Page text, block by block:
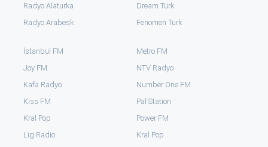
Radyo Alaturka
Radyo Arabesk
Dream Türk
Fenomen Türk
İstanbul FM
Joy FM
Kafa Radyo
Kiss FM
Kral Pop
⁠Lig Radio
Metro FM
NTV Radyo
Number One FM
Pal Station
Power FM
Kral Pop